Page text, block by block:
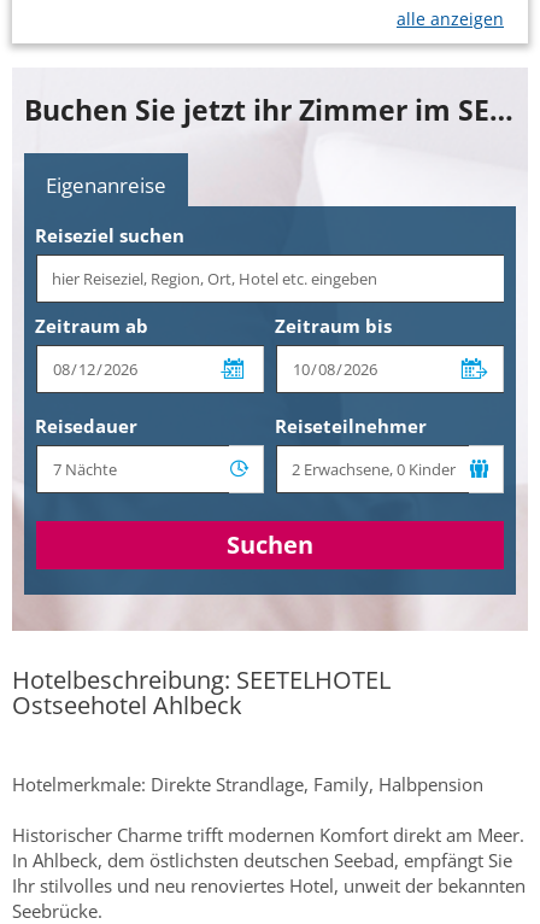
alle anzeigen
Buchen Sie jetzt ihr Zimmer im SEETELHOTEL Ostseehotel Ahlbeck
Eigenanreise
Reiseziel suchen
Zeitraum ab Zeitraum bis
Reisedauer Reiseteilnehmer
Suchen
Hotelbeschreibung: SEETELHOTEL
Ostseehotel Ahlbeck
Hotelmerkmale: Direkte Strandlage, Family, Halbpension
Historischer Charme trifft modernen Komfort direkt am Meer.
In Ahlbeck, dem östlichsten deutschen Seebad, empfängt Sie
Ihr stilvolles und neu renoviertes Hotel, unweit der bekannten
Seebrücke.